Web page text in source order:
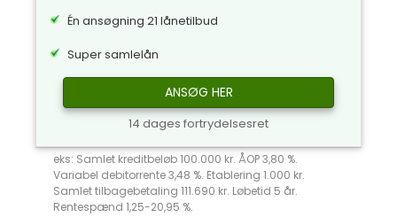
Én ansøgning 21 lånetilbud
Super samlelån
ANSØG HER
14 dages fortrydelsesret
eks: Samlet kreditbeløb 100.000 kr. ÅOP 3,80 %.
Variabel debitorrente 3,48 %. Etablering 1.000 kr.
Samlet tilbagebetaling 111.690 kr. Løbetid 5 år.
Rentespænd 1,25-20,95 %.